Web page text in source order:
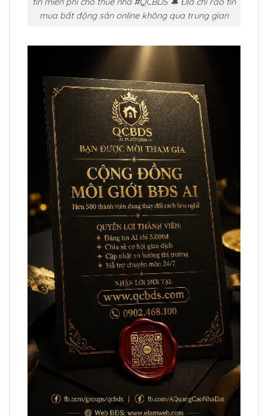
mua bất động sản online không qua trung gian